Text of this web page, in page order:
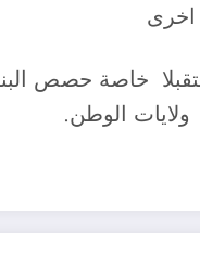
اخرى
خاصة حصص
الوطن.